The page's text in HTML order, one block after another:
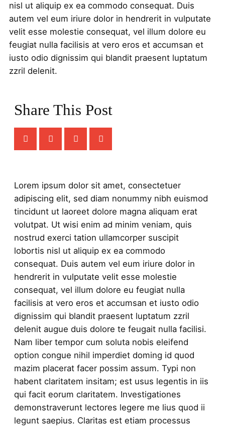
nisl ut aliquip ex ea commodo consequat. Duis
autem vel eum iriure dolor in hendrerit in vulputate
velit esse molestie consequat, vel illum dolore eu
feugiat nulla facilisis at vero eros et accumsan et
iusto odio dignissim qui blandit praesent luptatum
zzril delenit.
Share This Post
Lorem ipsum dolor sit amet, consectetuer
adipiscing elit, sed diam nonummy nibh euismod
tincidunt ut laoreet dolore magna aliquam erat
volutpat. Ut wisi enim ad minim veniam, quis
nostrud exerci tation ullamcorper suscipit
lobortis nisl ut aliquip ex ea commodo
consequat. Duis autem vel eum iriure dolor in
hendrerit in vulputate velit esse molestie
consequat, vel illum dolore eu feugiat nulla
facilisis at vero eros et accumsan et iusto odio
dignissim qui blandit praesent luptatum zzril
delenit augue duis dolore te feugait nulla facilisi.
Nam liber tempor cum soluta nobis eleifend
option congue nihil imperdiet doming id quod
mazim placerat facer possim assum. Typi non
habent claritatem insitam; est usus legentis in iis
qui facit eorum claritatem. Investigationes
demonstraverunt lectores legere me lius quod ii
legunt saepius. Claritas est etiam processus